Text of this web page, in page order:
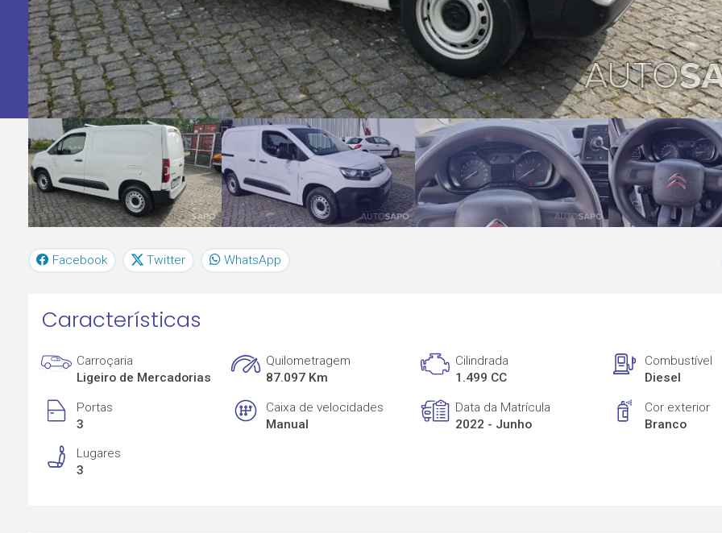
Facebook Twitter WhatsApp
Características
Carroçaria
Ligeiro de Mercadorias
Quilometragem
87.097 Km
Cilindrada
1.499 CC
Combustível
Diesel
Portas
3
Caixa de velocidades
Manual
Data da Matrícula
2022 - Junho
Cor exterior
Branco
Lugares
3